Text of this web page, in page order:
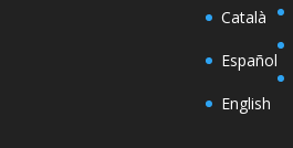
Català
Español
English